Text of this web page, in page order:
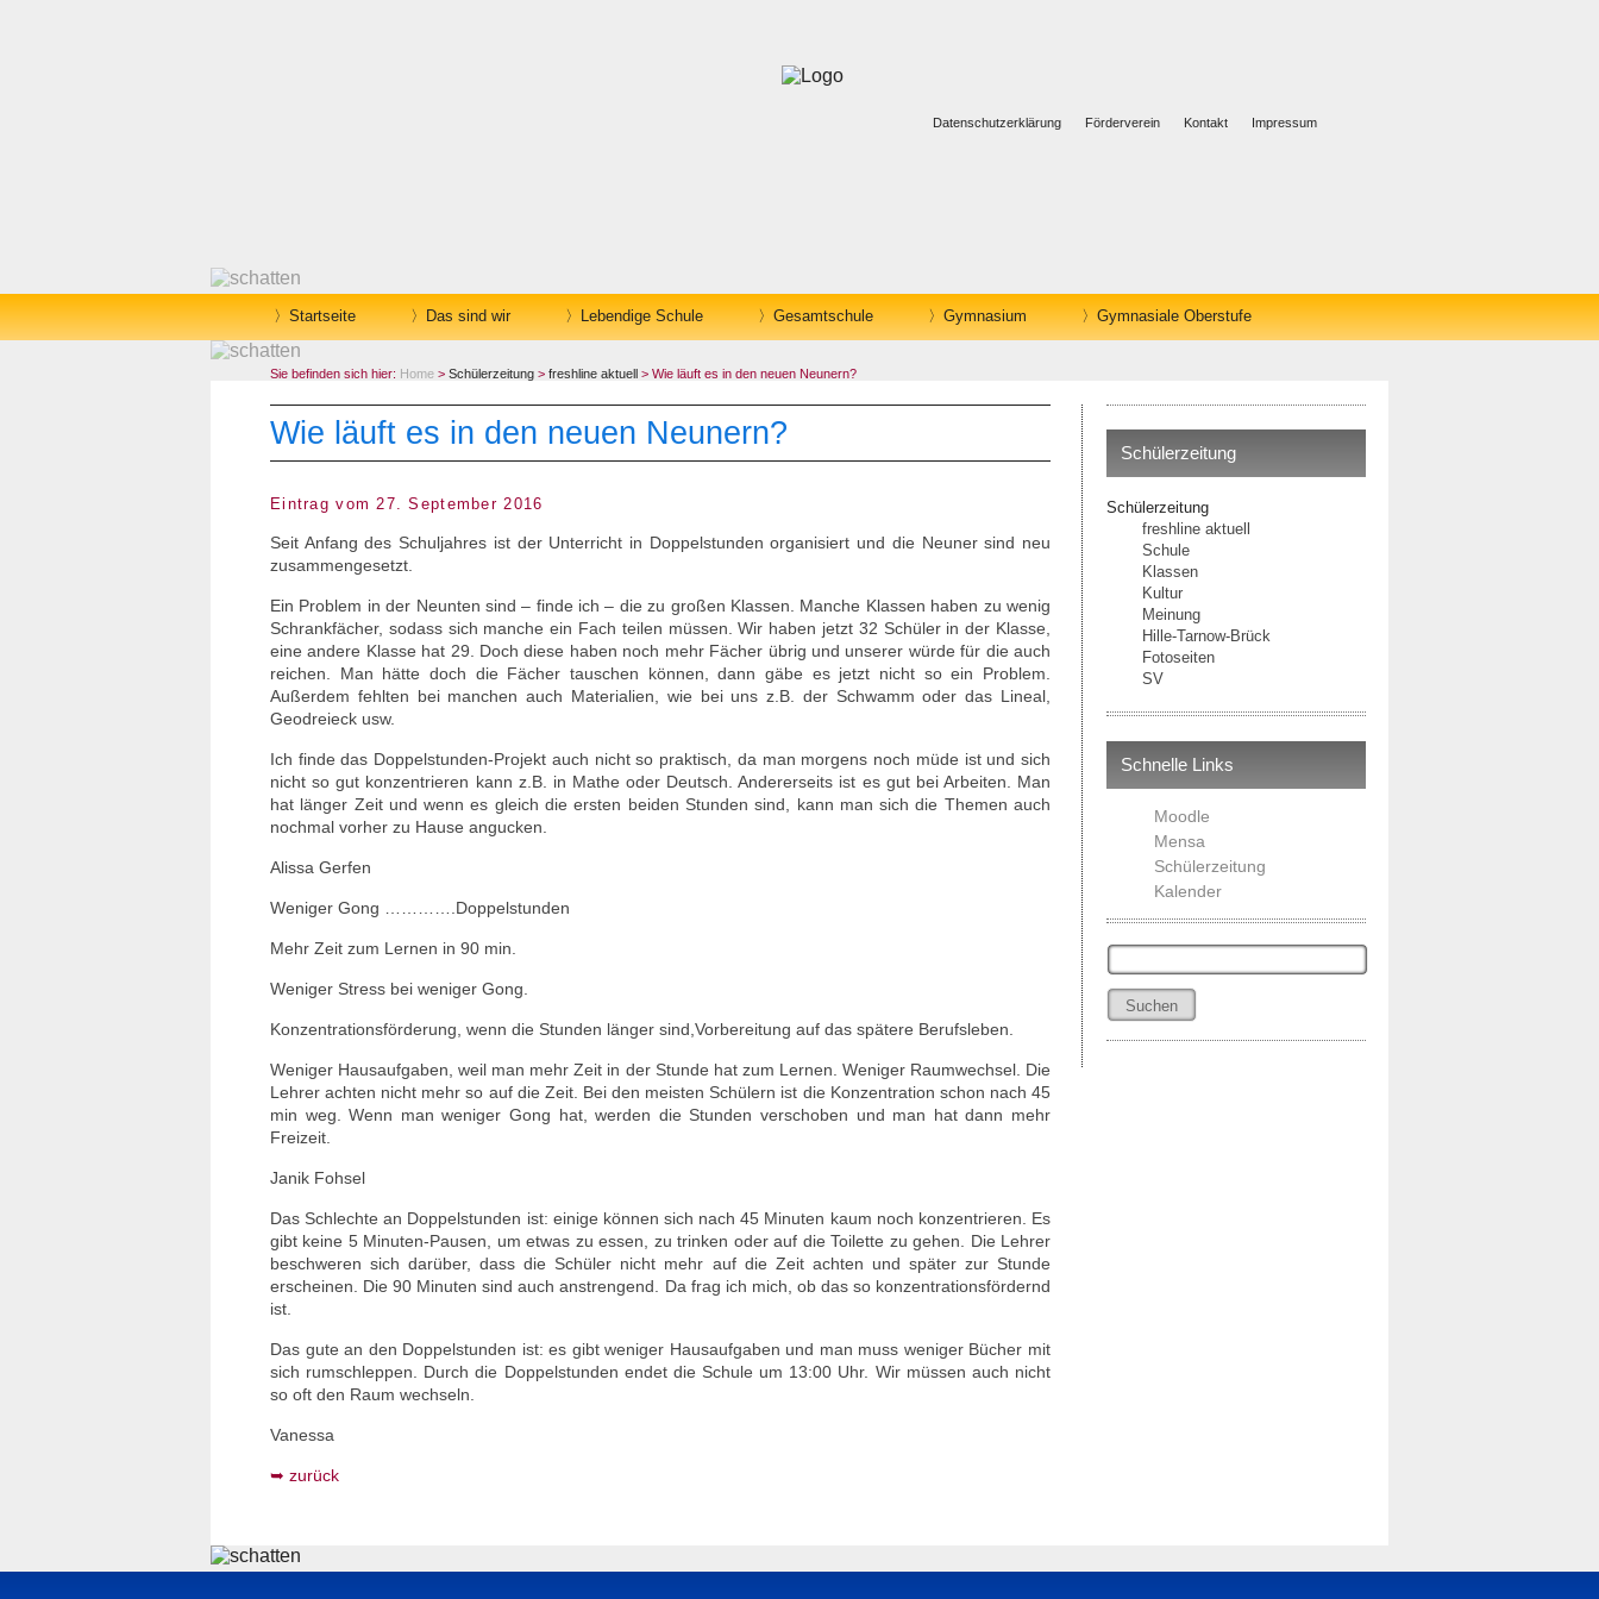
Impressum
Kontakt
Förderverein
Datenschutzerklärung
Startseite Das sind wir Lebendige Schule Gesamtschule Gymnasium Gymnasiale Oberstufe
Sie befinden sich hier: Home > Schülerzeitung > freshline aktuell > Wie läuft es in den neuen Neunern?
Wie läuft es in den neuen Neunern?
Eintrag vom 27. September 2016
Seit Anfang des Schuljahres ist der Unterricht in Doppelstunden organisiert und die Neuner sind neu
zusammengesetzt.
Ein Problem in der Neunten sind – finde ich – die zu großen Klassen. Manche Klassen haben zu wenig
Schrankfächer, sodass sich manche ein Fach teilen müssen. Wir haben jetzt 32 Schüler in der Klasse,
eine andere Klasse hat 29. Doch diese haben noch mehr Fächer übrig und unserer würde für die auch
reichen. Man hätte doch die Fächer tauschen können, dann gäbe es jetzt nicht so ein Problem.
Außerdem fehlten bei manchen auch Materialien, wie bei uns z.B. der Schwamm oder das Lineal,
Geodreieck usw.
Ich finde das Doppelstunden-Projekt auch nicht so praktisch, da man morgens noch müde ist und sich
nicht so gut konzentrieren kann z.B. in Mathe oder Deutsch. Andererseits ist es gut bei Arbeiten. Man
hat länger Zeit und wenn es gleich die ersten beiden Stunden sind, kann man sich die Themen auch
nochmal vorher zu Hause angucken.
Alissa Gerfen
Weniger Gong ………….Doppelstunden
Mehr Zeit zum Lernen in 90 min.
Weniger Stress bei weniger Gong.
Konzentrationsförderung, wenn die Stunden länger sind,Vorbereitung auf das spätere Berufsleben.
Weniger Hausaufgaben, weil man mehr Zeit in der Stunde hat zum Lernen. Weniger Raumwechsel. Die
Lehrer achten nicht mehr so auf die Zeit. Bei den meisten Schülern ist die Konzentration schon nach 45
min weg. Wenn man weniger Gong hat, werden die Stunden verschoben und man hat dann mehr
Freizeit.
Janik Fohsel
Das Schlechte an Doppelstunden ist: einige können sich nach 45 Minuten kaum noch konzentrieren. Es
gibt keine 5 Minuten-Pausen, um etwas zu essen, zu trinken oder auf die Toilette zu gehen. Die Lehrer
beschweren sich darüber, dass die Schüler nicht mehr auf die Zeit achten und später zur Stunde
erscheinen. Die 90 Minuten sind auch anstrengend. Da frag ich mich, ob das so konzentrationsfördernd
ist.
Das gute an den Doppelstunden ist: es gibt weniger Hausaufgaben und man muss weniger Bücher mit
sich rumschleppen. Durch die Doppelstunden endet die Schule um 13:00 Uhr. Wir müssen auch nicht
so oft den Raum wechseln.
Vanessa
zurück
Schülerzeitung
Schülerzeitung
freshline aktuell
Schule
Klassen
Kultur
Meinung
Hille-Tarnow-Brück
Fotoseiten
SV
Schnelle Links
Moodle
Mensa
Schülerzeitung
Kalender
Suchen
nach: